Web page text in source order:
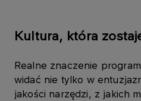
Kultura, która
Realne znaczenie
widać nie tylko w
jakości narzędzi, z jakich